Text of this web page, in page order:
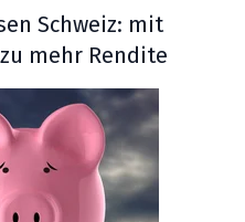
Schweiz: mit
mehr Rendite